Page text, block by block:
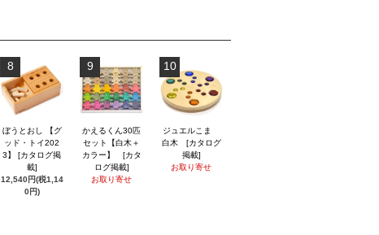
8
ぼうとおし 【グ
ッド・トイ202
3】 [カタログ掲
載]
12,540円(税1,14
0円)
9
かえるくん30匹
セット【白木＋
カラー】 [カタ
ログ掲載]
お取り寄せ
10
ジュエルこま
白木 [カタログ
掲載]
お取り寄せ